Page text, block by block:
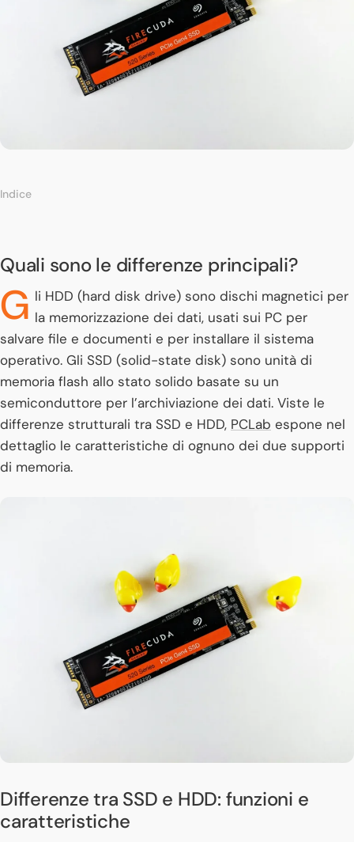
Indice
Quali sono le differenze principali?
G li HDD (hard disk drive) sono dischi magnetici per
la memorizzazione dei dati, usati sui PC per
salvare file e documenti e per installare il sistema
operativo. Gli SSD (solid-state disk) sono unità di
memoria flash allo stato solido basate su un
semiconduttore per l’archiviazione dei dati. Viste le
differenze strutturali tra SSD e HDD, PCLab espone nel
dettaglio le caratteristiche di ognuno dei due supporti
di memoria.
Differenze tra SSD e HDD: funzioni e
caratteristiche